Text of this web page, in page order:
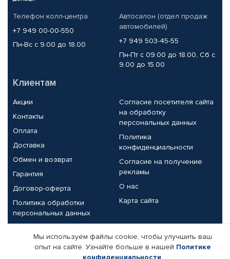
Телефон колл-центра
+7 949 00-00-550
Пн-Вс с 9.00 до 18.00
Автосалон (отдел продаж
автомобилей)
+7 949 503-45-55
Пн-Пт с 09.00 до 18.00, Сб с
9.00 до 15.00
Клиентам
Акции
Контакты
Оплата
Доставка
Обмен и возврат
Гарантия
Договор-оферта
Политика обработки
персональных данных
Согласие посетителя сайта
на обработку
персональных данных
Политика
конфиденциальности
Согласие на получение
рекламы
О нас
Карта сайта
Партнерам
Корпоративным клиентам Реквизиты компании
Мы используем файлы cookie, чтобы улучшить ваш
опыт на сайте. Узнайте больше в нашей Политике
конфиденциальности